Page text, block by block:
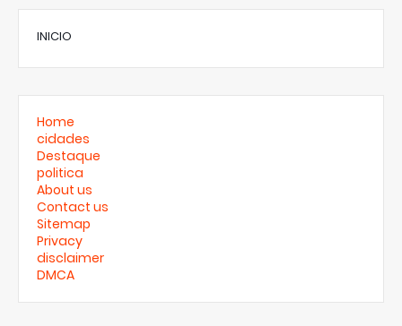
INICIO
Home
cidades
Destaque
politica
About us
Contact us
Sitemap
Privacy
disclaimer
DMCA